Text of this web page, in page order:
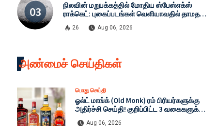
நிலவின் மறுபக்கத்தில் மோதிய ஸ்பேஸ்எக்ஸ்
ராக்கெட்: புகைப்படங்கள் வெளியாவதில் தாமதம்
ஏன்? முழு பின்னணி!
26 Aug 06, 2026
அண்மைச் செய்திகள்
பொது செய்தி
ஓல்ட் மாங்க் (Old Monk) ரம் பிரியர்களுக்கு
அதிர்ச்சி செய்தி! குறிப்பிட்ட 3 வகைகளுக்கு
FSSAI அதிரடி தடை: காரணம் என்ன? முழு
விவரம்Aug 06, 2026